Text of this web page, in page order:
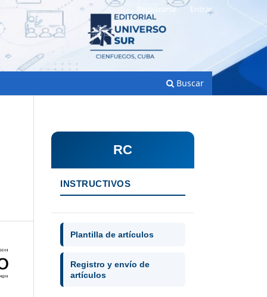
Buscar
Registrarse Entrar
RC
INSTRUCTIVOS
Plantilla de artículos
Registro y envío de
artículos